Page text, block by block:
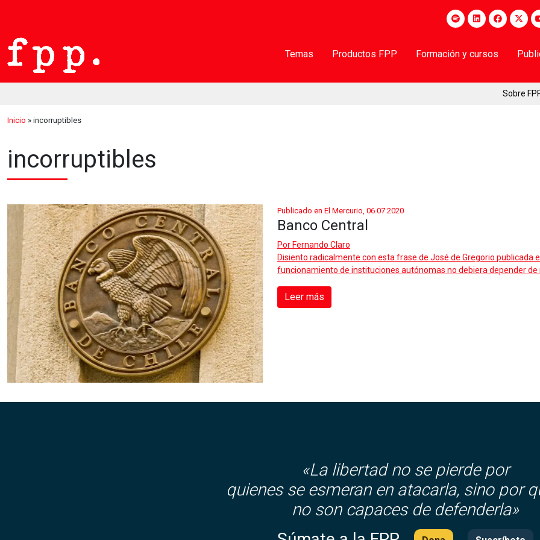
Temas Productos FPP Formación y cursos
Sobre
Inicio » incorruptibles
incorruptibles
Publicado en El Mercurio, 06.07.2020
Banco Central
Por Fernando Claro
Disiento radicalmente con esta frase de José de Gregorio publicada
funcionamiento de instituciones autónomas no debiera depender de
Leer más
«La libertad no se pierde por
quienes se esmeran en atacarla, sino por
no son capaces de defenderla»